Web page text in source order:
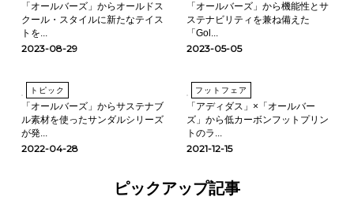
「オールバーズ」からオールドス
クール・スタイルに新たなテイス
トを...
2023-08-29
「オールバーズ」から機能性とサ
ステナビリティを兼ね備えた
「Gol...
2023-05-05
トピック
「オールバーズ」からサステナブ
ル素材を使ったサンダルシリーズ
が発...
2022-04-28
フットフェア
「アディダス」×「オールバー
ズ」から低カーボンフットプリン
トのラ...
2021-12-15
ピックアップ記事